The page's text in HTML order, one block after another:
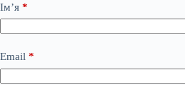
Ім’я *
Email *